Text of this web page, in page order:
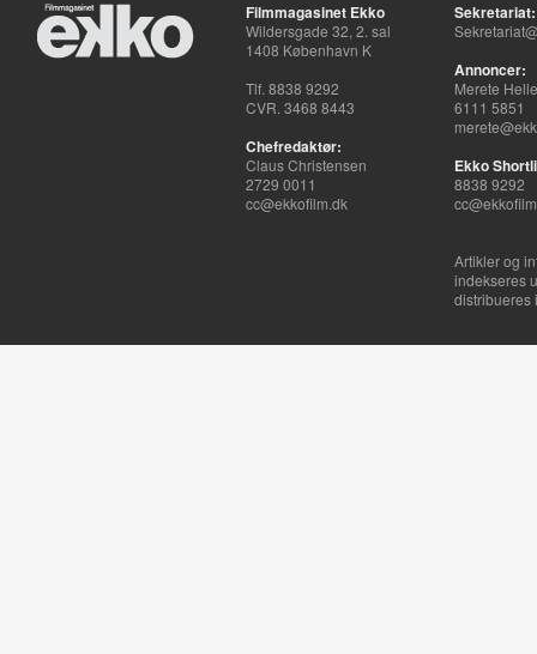
Filmmagasinet Ekko
Wildersgade 32, 2. sal
1408 København K
Tlf. 8838 9292
CVR. 3468 8443
Chefredaktør:
Claus Christensen
2729 0011
cc@ekkofilm.dk
Sekretariat:
Annoncer:
Merete
6111 5851
Ekko
8838 9292
Artikler og
indekseres
distribueres